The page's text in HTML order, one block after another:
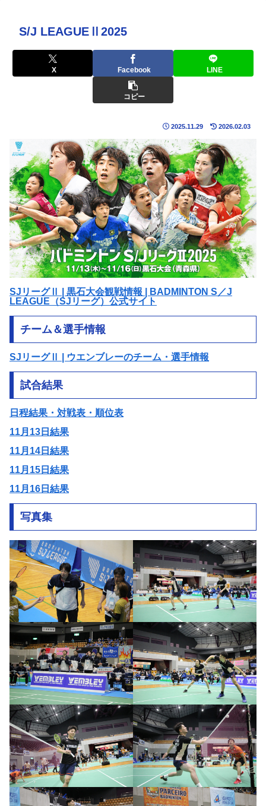
S/J LEAGUEⅡ2025
X Facebook LINE
コピー
2025.11.29 2026.02.03
SJリーグⅡ | 黒石大会観戦情報 | BADMINTON S／J
LEAGUE（SJリーグ）公式サイト
チーム＆選手情報
SJリーグⅡ | ウエンブレーのチーム・選手情報
試合結果
日程結果・対戦表・順位表
11月13日結果
11月14日結果
11月15日結果
11月16日結果
写真集